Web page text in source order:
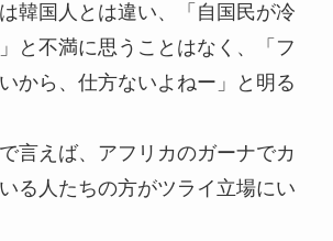
韓国人とは違い、「自国民が冷
と不満に思うことはなく、「フ
から、仕方ないよねー」と明る
言えば、アフリカのガーナでカ
る人たちの方がツライ立場にい